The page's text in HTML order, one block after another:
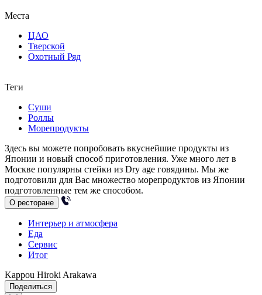
Места
ЦАО
Тверской
Охотный Ряд
Теги
Суши
Роллы
Морепродукты
Здесь вы можете попробовать вкуснейшие продукты из
Японии и новый способ приготовления. Уже много лет в
Москве популярны стейки из Dry age говядины. Мы же
подготовили для Вас множество морепродуктов из Японии
подготовленные тем же способом.
О ресторане
Интерьер и атмосфера
Еда
Сервис
Итог
Kappou Hiroki Arakawa
Поделиться